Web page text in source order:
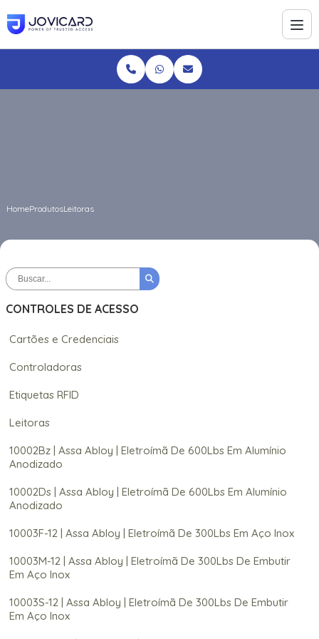
HomeProdutosLeitoras
CONTROLES DE ACESSO
Cartões e Credenciais
Controladoras
Etiquetas RFID
Leitoras
10002Bz | Assa Abloy | Eletroímã De 600Lbs Em Alumínio
Anodizado
10002Ds | Assa Abloy | Eletroímã De 600Lbs Em Alumínio
Anodizado
10003F-12 | Assa Abloy | Eletroímã De 300Lbs Em Aço Inox
10003M-12 | Assa Abloy | Eletroímã De 300Lbs De Embutir
Em Aço Inox
10003S-12 | Assa Abloy | Eletroímã De 300Lbs De Embutir
Em Aço Inox